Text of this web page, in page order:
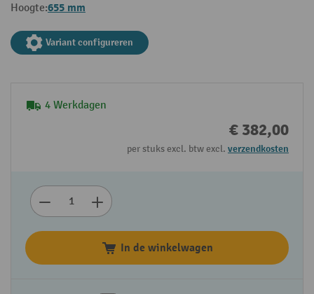
Hoogte:655 mm
Variant configureren
4 Werkdagen
€ 382,00
per stuks excl. btw excl. verzendkosten
In de winkelwagen